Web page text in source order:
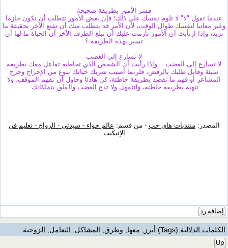
فسر الأمور بطريقة صحيحة
عندما تقول "لا" لا تلوم نفسك علي ذلك؛ فإن بعض الأمور تتطلب أن تكون حازما
وغير معاتبا لنفسك طوال الوقت، لأن الأمر قد يتطلب منك أن تقنع الآخر بحقيقة ما
تريد، وإذا ارتأيت أن الأمور تأزمت عليك أن تبلغ الطرف الآخر أن الحياة ما لها أن
تسير بهذه الطريقة ؟
لا تسارع إلي الغضب
لا تسارع إلى الغضب .. وإذا رأيت أن الشخص الذي تخاطبه تفاعل معك بطريقة
سيئة وقابل طلبك بالرفض، فلربما أصيب شريك حياتك بنوع من الإحراج وجرح
المشاعر أو فهم ما تقصد بطريقة خاطئة، كن هادئا وحاول أن تفهم الموقف، ولا
تنهيه بطريقة خاطئة، ولتتمهل ولا تدع الغضب والقلق يتملكانك.
المصدر: منتديات هاى حب - من قسم: عالم حواء - سيدتى - الزواج - تعليم فن
الإتيكيت
إضافة رد
الكلمات الدلالية (Tags) :أبرز , معها, وطرق, المشاكل, التعامل, الزوجية
Up